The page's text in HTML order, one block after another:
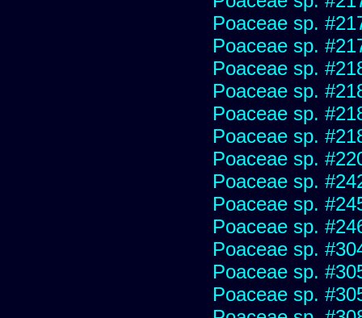
Poaceae sp.
Poaceae sp.
Poaceae sp.
Poaceae sp.
Poaceae sp.
Poaceae sp.
Poaceae sp.
Poaceae sp.
Poaceae sp.
Poaceae sp.
Poaceae sp.
Poaceae sp.
Poaceae sp.